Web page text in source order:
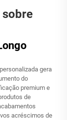
gera
do
premium e
de
acréscimos de